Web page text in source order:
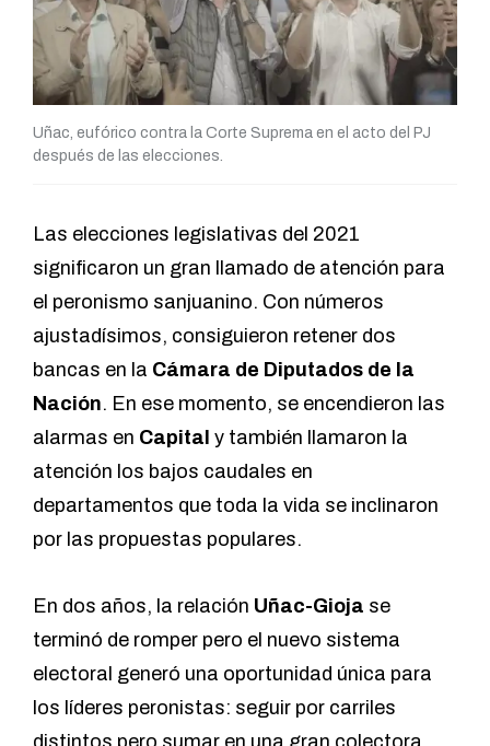
Uñac, eufórico contra la Corte Suprema en el acto del PJ
después de las elecciones.
Las elecciones legislativas del 2021
significaron un gran llamado de atención para
el peronismo sanjuanino. Con números
ajustadísimos, consiguieron retener dos
bancas en la Cámara de Diputados de la
Nación. En ese momento, se encendieron las
alarmas en Capital y también llamaron la
atención los bajos caudales en
departamentos que toda la vida se inclinaron
por las propuestas populares.
En dos años, la relación Uñac-Gioja se
terminó de romper pero el nuevo sistema
electoral generó una oportunidad única para
los líderes peronistas: seguir por carriles
distintos pero sumar en una gran colectora.